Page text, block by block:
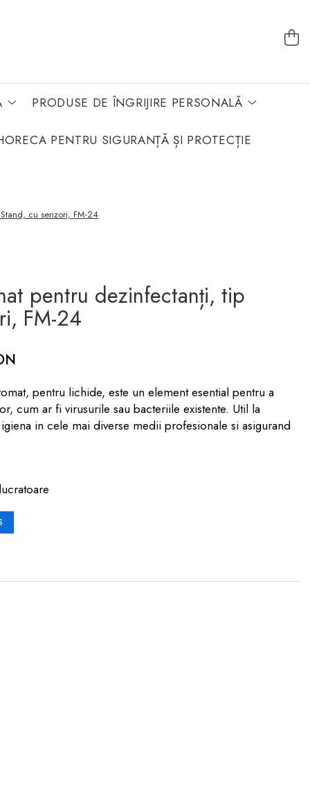
PRODUSE DE ÎNGRIJIRE PERSONALĂ
PENTRU SIGURANȚĂ ȘI PROTECȚIE
cu senzori, FM-24
pentru dezinfectanți, tip
FM-24
pentru lichide, este un element esential pentru a
cum ar fi virusurile sau bacteriile existente. Util la
in cele mai diverse medii profesionale si asigurand